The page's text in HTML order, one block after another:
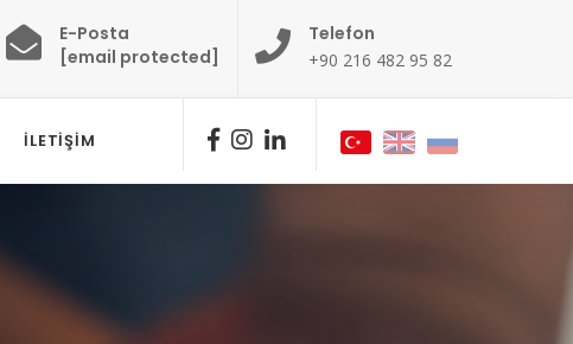
E-Posta
[email protected]
Telefon
+90 216 482 95 82
İLETIŞIM